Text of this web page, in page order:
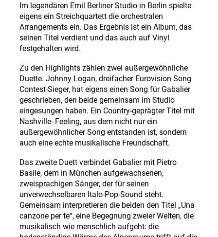
Im legendären Emil Berliner Studio in Berlin spielte
eigens ein Streichquartett die orchestralen
Arrangements ein. Das Ergebnis ist ein Album, das
seinen Titel verdient und das auch auf Vinyl
festgehalten wird.
Zu den Highlights zählen zwei außergewöhnliche
Duette. Johnny Logan, dreifacher Eurovision Song
Contest-Sieger, hat eigens einen Song für Gabalier
geschrieben, den beide gemeinsam im Studio
eingesungen haben. Ein Country-geprägter Titel mit
Nashville- Feeling, aus dem nicht nur ein
außergewöhnlicher Song entstanden ist, sondern
auch eine echte musikalische Freundschaft.
Das zweite Duett verbindet Gabalier mit Pietro
Basile, dem in München aufgewachsenen,
zweisprachigen Sänger, der für seinen
unverwechselbaren Italo-Pop-Sound steht.
Gemeinsam interpretieren die beiden den Titel „Una
canzone per te“, eine Begegnung zweier Welten, die
musikalisch wie menschlich aufgeht: die